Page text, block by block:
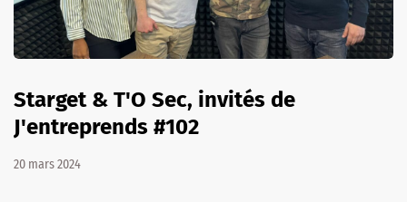
Starget & T'O Sec, invités de
J'entreprends #102
20 mars 2024